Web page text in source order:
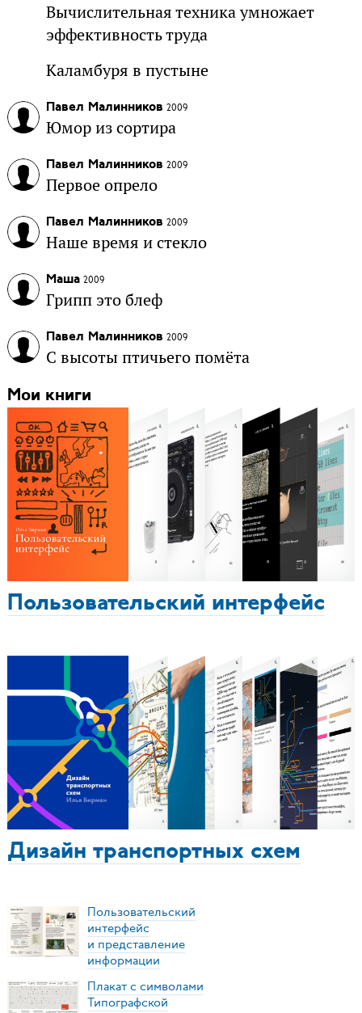
Вычислительная техника умножает
эффективность труда
Каламбуря в пустыне
Павел Малинников 2009
Юмор из сортира
Павел Малинников 2009
Первое опрело
Павел Малинников 2009
Наше время и стекло
Маша 2009
Грипп это блеф
Павел Малинников 2009
С высоты птичьего помёта
Мои книги
Пользовательский интерфейс
Дизайн транспортных схем
Пользовательский
интерфейс
и представление
информации
Плакат с символами
Типографской